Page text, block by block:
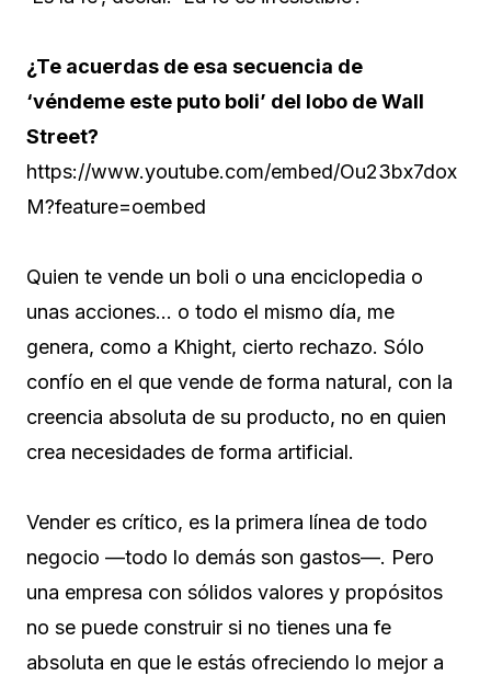
¿Te acuerdas de esa secuencia de
‘véndeme este puto boli’ del lobo de Wall
Street?
https://www.youtube.com/embed/Ou23bx7dox
M?feature=oembed
Quien te vende un boli o una enciclopedia o
unas acciones… o todo el mismo día, me
genera, como a Khight, cierto rechazo. Sólo
confío en el que vende de forma natural, con la
creencia absoluta de su producto, no en quien
crea necesidades de forma artificial.
Vender es crítico, es la primera línea de todo
negocio —todo lo demás son gastos—. Pero
una empresa con sólidos valores y propósitos
no se puede construir si no tienes una fe
absoluta en que le estás ofreciendo lo mejor a